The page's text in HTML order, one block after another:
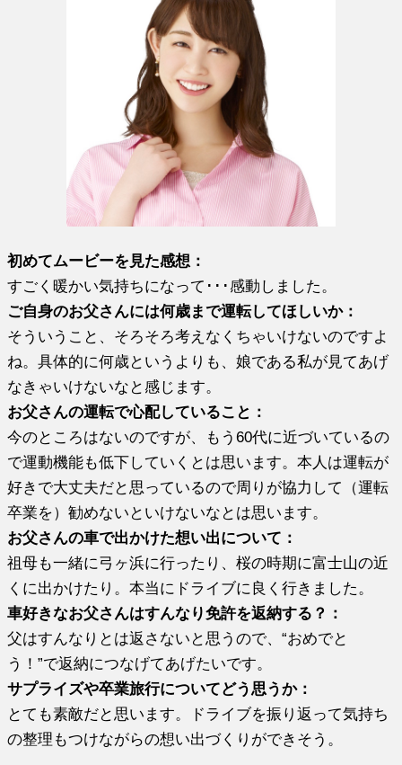
初めてムービーを見た感想：
すごく暖かい気持ちになって･･･感動しました。
ご自身のお父さんには何歳まで運転してほしいか：
そういうこと、そろそろ考えなくちゃいけないのですよ
ね。具体的に何歳というよりも、娘である私が見てあげ
なきゃいけないなと感じます。
お父さんの運転で心配していること：
今のところはないのですが、もう60代に近づいているの
で運動機能も低下していくとは思います。本人は運転が
好きで大丈夫だと思っているので周りが協力して（運転
卒業を）勧めないといけないなとは思います。
お父さんの車で出かけた想い出について：
祖母も一緒に弓ヶ浜に行ったり、桜の時期に富士山の近
くに出かけたり。本当にドライブに良く行きました。
車好きなお父さんはすんなり免許を返納する？：
父はすんなりとは返さないと思うので、“おめでと
う！”で返納につなげてあげたいです。
サプライズや卒業旅行についてどう思うか：
とても素敵だと思います。ドライブを振り返って気持ち
の整理もつけながらの想い出づくりができそう。